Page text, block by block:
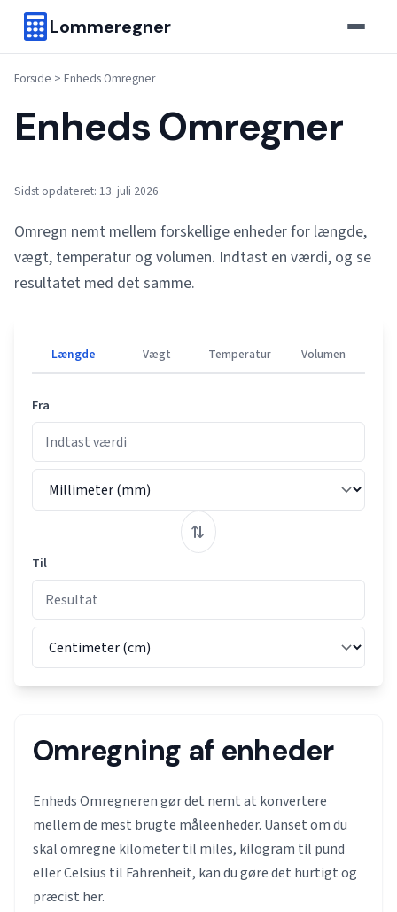
Lommeregner
Forside > Enheds Omregner
Enheds Omregner
Sidst opdateret: 13. juli 2026
Omregn nemt mellem forskellige enheder for længde,
vægt, temperatur og volumen. Indtast en værdi, og se
resultatet med det samme.
Længde Vægt Temperatur Volumen
Fra
⇄
Til
Omregning af enheder
Enheds Omregneren gør det nemt at konvertere
mellem de mest brugte måleenheder. Uanset om du
skal omregne kilometer til miles, kilogram til pund
eller Celsius til Fahrenheit, kan du gøre det hurtigt og
præcist her.